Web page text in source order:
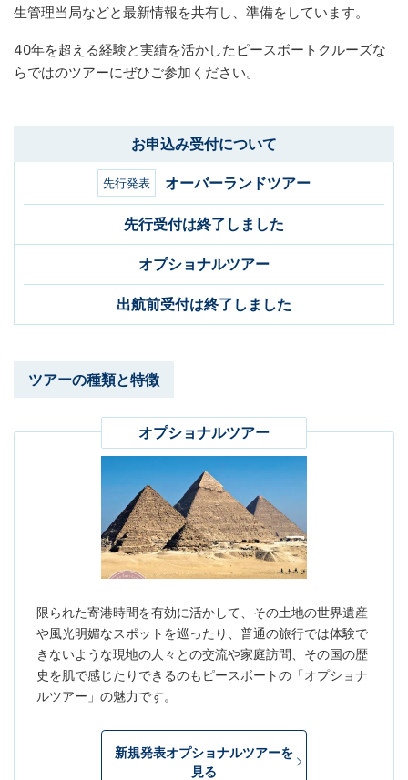
生管理当局などと最新情報を共有し、準備をしています。
40年を超える経験と実績を活かしたピースボートクルーズな
らではのツアーにぜひご参加ください。
お申込み受付について
先行発表 オーバーランドツアー
先行受付は終了しました
オプショナルツアー
出航前受付は終了しました
ツアーの種類と特徴
オプショナルツアー
限られた寄港時間を有効に活かして、その土地の世界遺産
や風光明媚なスポットを巡ったり、普通の旅行では体験で
きないような現地の人々との交流や家庭訪問、その国の歴
史を肌で感じたりできるのもピースボートの「オプショナ
ルツアー」の魅力です。
新規発表オプショナルツアーを
見る